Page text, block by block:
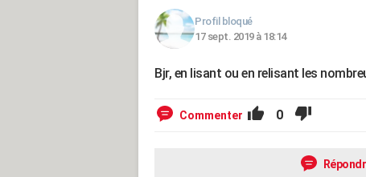
Profil bloqué
17 sept. 2019 à 18:14
Bjr, en lisant ou en relisant les
Commenter 0